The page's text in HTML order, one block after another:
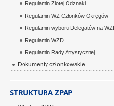
Regulamin Złotej Odznaki
Regulamin WZ Członków Okręgów
Regulamin wyboru Delegatów na
Regulamin WZD
Regulamin Rady Artystycznej
Dokumenty członkowskie
STRUKTURA ZPAP